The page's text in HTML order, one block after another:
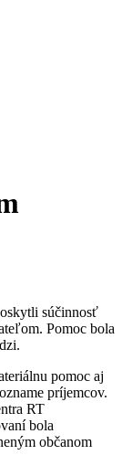
súčinnosť
Pomoc bola
pomoc aj
príjemcov.
RT
bola
občanom